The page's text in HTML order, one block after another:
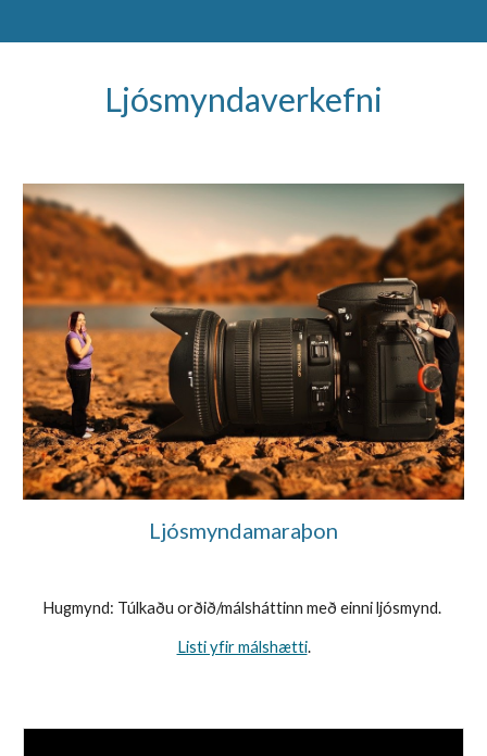
Ljósmyndaverkefni
Ljósmyndamaraþon
Hugmynd: Túlkaðu orðið/málsháttinn með einni ljósmynd.
Listi yfir málshætti.